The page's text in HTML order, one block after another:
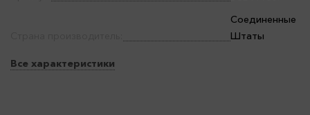
Соединенные
Штаты
Все характеристики